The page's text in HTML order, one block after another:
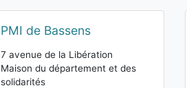
PMI de Bassens
7 avenue de la Libération
Maison du département et des
solidarités